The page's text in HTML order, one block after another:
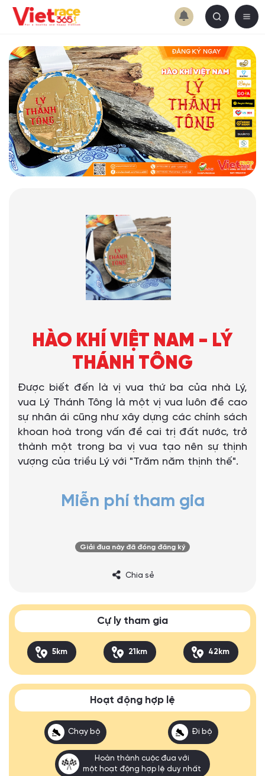
HÀO KHÍ VIỆT NAM - LÝ
THÁNH TÔNG
Được biết đến là vị vua thứ ba của nhà Lý,
vua Lý Thánh Tông là một vị vua luôn đề cao
sự nhân ái cũng như xây dựng các chính sách
khoan hoà trong vấn đề cai trị đất nước, trở
thành một trong ba vị vua tạo nên sự thịnh
vượng của triều Lý với "Trăm năm thịnh thế".
Miễn phí tham gia
Giải đua này đã đóng đăng ký
Chia sẻ
Cự ly tham gia
5km 21km 42km
Hoạt động hợp lệ
Chạy bộ Đi bộ
Hoàn thành cuộc đua với
một hoạt động hợp lệ duy nhất